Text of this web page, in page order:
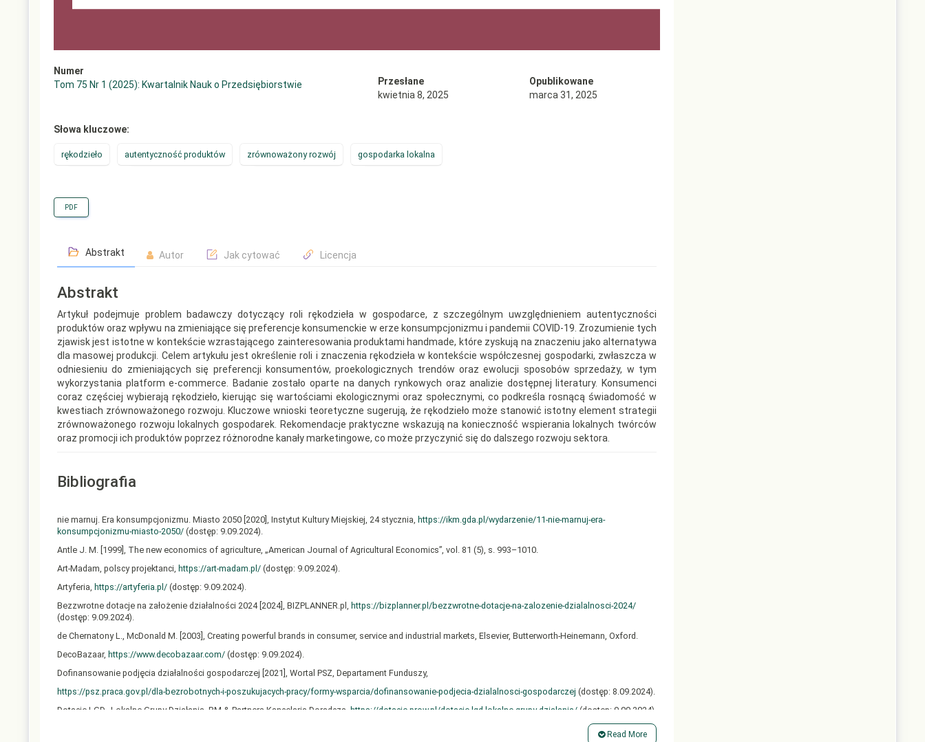
Numer
Tom 75 Nr 1 (2025): Kwartalnik Nauk o Przedsiębiorstwie
Przesłane
kwietnia 8, 2025
Opublikowane
marca 31, 2025
Słowa kluczowe:
rękodzieło autentyczność produktów zrównoważony rozwój gospodarka lokalna
PDF
Abstrakt Autor Jak cytować Licencja
Abstrakt
Artykuł podejmuje problem badawczy dotyczący roli rękodzieła w gospodarce, z szczególnym uwzględnieniem autentyczności
produktów oraz wpływu na zmieniające się preferencje konsumenckie w erze konsumpcjonizmu i pandemii COVID-19. Zrozumienie tych
zjawisk jest istotne w kontekście wzrastającego zainteresowania produktami handmade, które zyskują na znaczeniu jako alternatywa
dla masowej produkcji. Celem artykułu jest określenie roli i znaczenia rękodzieła w kontekście współczesnej gospodarki, zwłaszcza w
odniesieniu do zmieniających się preferencji konsumentów, proekologicznych trendów oraz ewolucji sposobów sprzedaży, w tym
wykorzystania platform e-commerce. Badanie zostało oparte na danych rynkowych oraz analizie dostępnej literatury. Konsumenci
coraz częściej wybierają rękodzieło, kierując się wartościami ekologicznymi oraz społecznymi, co podkreśla rosnącą świadomość w
kwestiach zrównoważonego rozwoju. Kluczowe wnioski teoretyczne sugerują, że rękodzieło może stanowić istotny element strategii
zrównoważonego rozwoju lokalnych gospodarek. Rekomendacje praktyczne wskazują na konieczność wspierania lokalnych twórców
oraz promocji ich produktów poprzez różnorodne kanały marketingowe, co może przyczynić się do dalszego rozwoju sektora.
Bibliografia
nie marnuj. Era konsumpcjonizmu. Miasto 2050 [2020], Instytut Kultury Miejskiej, 24 stycznia, https://ikm.gda.pl/wydarzenie/11‑nie-marnuj-era-
konsumpcjonizmu-miasto-2050/ (dostęp: 9.09.2024).
Antle J. M. [1999], The new economics of agriculture, „American Journal of Agricultural Economics”, vol. 81 (5), s. 993–1010.
Art-Madam, polscy projektanci, https://art-madam.pl/ (dostęp: 9.09.2024).
Artyferia, https://artyferia.pl/ (dostęp: 9.09.2024).
Bezzwrotne dotacje na założenie działalności 2024 [2024], BIZPLANNER.pl,
https://bizplanner.pl/bezzwrotne-dotacje-na-zalozenie-dzialalnosci-2024/
(dostęp: 9.09.2024).
de Chernatony L., McDonald M. [2003], Creating powerful brands in consumer, service and industrial markets, Elsevier, Butterworth-Heinemann, Oxford.
DecoBazaar, https://www.decobazaar.com/ (dostęp: 9.09.2024).
Dofinansowanie podjęcia działalności gospodarczej [2021], Wortal PSZ, Departament Funduszy,
https://psz.praca.gov.pl/dla-bezrobotnych-i-poszukujacych-pracy/formy-wsparcia/dofinansowanie-podjecia-dzialalnosci-gospodarczej (dostęp: 8.09.2024).
Dotacje LGD–Lokalne Grupy Działania, BM & Partners Kancelaria Doradcza, https://dotacje-prow.pl/dotacje-lgd-lokalne-grupy-dzialania/ (dostęp: 9.09.2024).
Droege J. [2022], The handmade effect: A model of conscious shopping in an industrialised economy, “Review of Industrial Organization”, vol. 60, s. 263–
Read More